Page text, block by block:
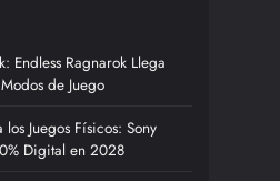
Endless Ragnarok Llega
de Juego
Juegos Físicos: Sony
Digital en 2028